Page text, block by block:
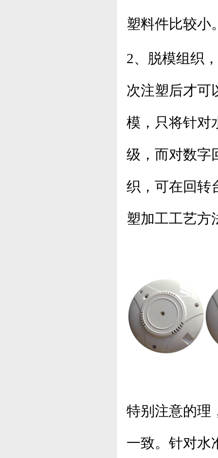
塑料件比较小
2、脱模组织
次注塑后才可
模，只将针对
级 ，而对数
织，可在回转
塑加工工艺方
特别注意的理
一致。针对水